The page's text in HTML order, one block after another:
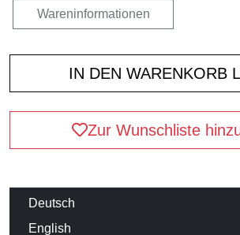
Wareninformationen
Zur Wunschliste
Deutsch
English